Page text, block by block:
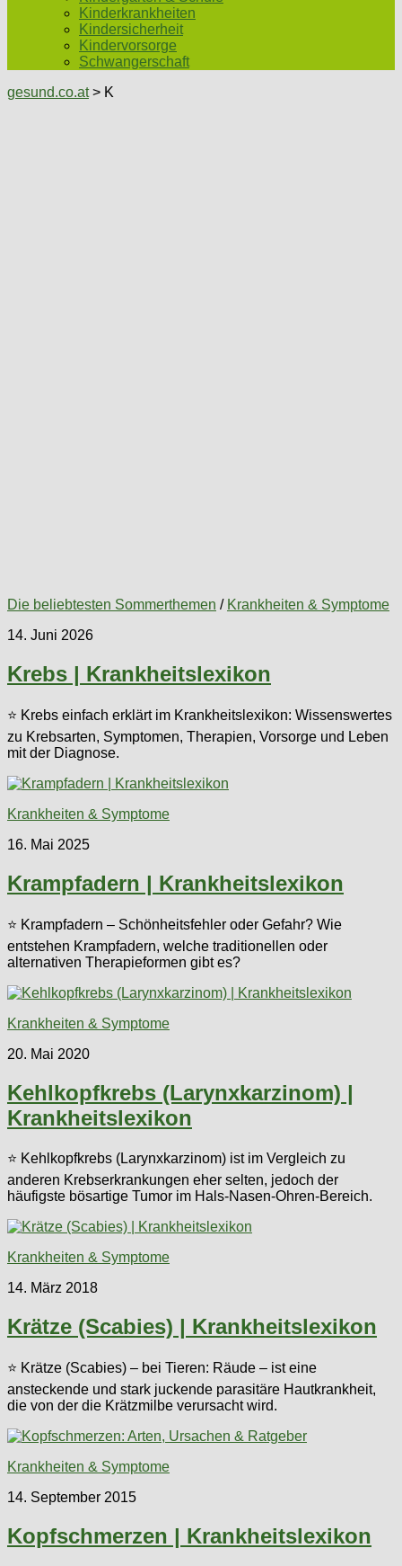
Kinderkrankheiten
Kindersicherheit
Kindervorsorge
Schwangerschaft
gesund.co.at> K
Die beliebtesten Sommerthemen / Krankheiten & Symptome
14. Juni 2026
Krebs | Krankheitslexikon
⭐ Krebs einfach erklärt im Krankheitslexikon: Wissenswertes
zu Krebsarten, Symptomen, Therapien, Vorsorge und Leben
mit der Diagnose.
Krankheiten & Symptome
16. Mai 2025
Krampfadern | Krankheitslexikon
⭐ Krampfadern – Schönheitsfehler oder Gefahr? Wie
entstehen Krampfadern, welche traditionellen oder
alternativen Therapieformen gibt es?
Krankheiten & Symptome
20. Mai 2020
Kehlkopfkrebs (Larynxkarzinom) |
Krankheitslexikon
⭐ Kehlkopfkrebs (Larynxkarzinom) ist im Vergleich zu
anderen Krebserkrankungen eher selten, jedoch der
häufigste bösartige Tumor im Hals-Nasen-Ohren-Bereich.
Krankheiten & Symptome
14. März 2018
Krätze (Scabies) | Krankheitslexikon
⭐ Krätze (Scabies) – bei Tieren: Räude – ist eine
ansteckende und stark juckende parasitäre Hautkrankheit,
die von der die Krätzmilbe verursacht wird.
Krankheiten & Symptome
14. September 2015
Kopfschmerzen | Krankheitslexikon